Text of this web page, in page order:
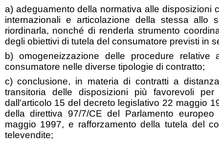
a) adeguamento della normativa alle disposizioni
internazionali e articolazione della stessa allo
riordinarla, nonché di renderla strumento
degli obiettivi di tutela del consumatore previsti in
b) omogeneizzazione delle procedure
consumatore nelle diverse tipologie di contratto;
c) conclusione, in materia di contratti a
transitoria delle disposizioni più favorevoli
dall'articolo 15 del decreto legislativo 22 maggio
della direttiva 97/7/CE del Parlamento
maggio 1997, e rafforzamento della tutela del
televendite;